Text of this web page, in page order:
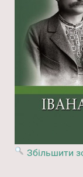
Збільшити